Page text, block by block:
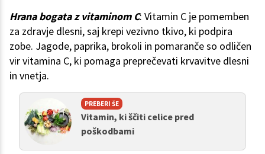
Hrana bogata z vitaminom C: Vitamin C je pomemben
za zdravje dlesni, saj krepi vezivno tkivo, ki podpira
zobe. Jagode, paprika, brokoli in pomaranče so odličen
vir vitamina C, ki pomaga preprečevati krvavitve dlesni
in vnetja.
PREBERI ŠE
Vitamin, ki ščiti celice pred
poškodbami